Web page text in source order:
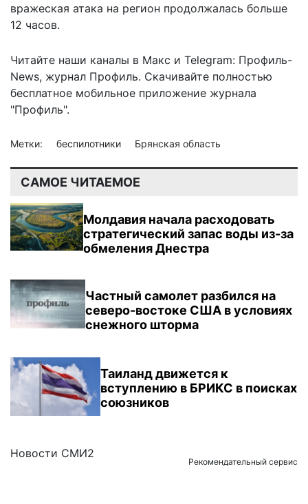
вражеская атака на регион продолжалась больше
12 часов.
Читайте наши каналы в Макс и Telegram: Профиль-
News, журнал Профиль. Скачивайте полностью
бесплатное мобильное приложение журнала
"Профиль".
Метки: беспилотники Брянская область
САМОЕ ЧИТАЕМОЕ
Молдавия начала расходовать
стратегический запас воды из-за
обмеления Днестра
Частный самолет разбился на
северо-востоке США в условиях
снежного шторма
Таиланд движется к
вступлению в БРИКС в поисках
союзников
Новости СМИ2
Рекомендательный сервис